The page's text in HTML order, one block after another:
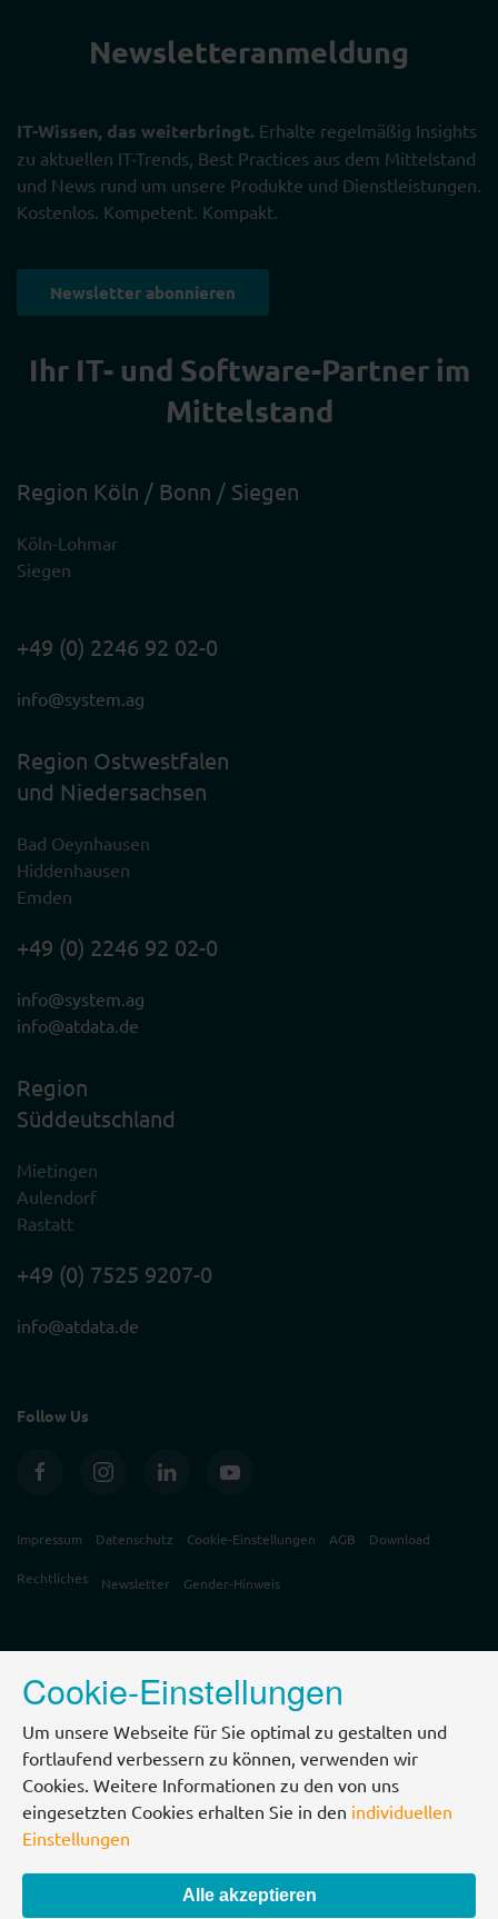
Newsletter­anmeldung
IT-Wissen, das weiterbringt. Erhalte regelmäßig Insights
zu aktuellen IT-Trends, Best Practices aus dem Mittelstand
und News rund um unsere Produkte und Dienstleistungen.
Kostenlos. Kompetent. Kompakt.
Newsletter abonnieren
Ihr IT- und Software-Partner im
Mittelstand
Region Köln / Bonn / Siegen
Köln-Lohmar
Siegen
+49 (0) 2246 92 02-0
info@system.ag
Region Ostwestfalen
und Niedersachsen
Bad Oeynhausen
Hiddenhausen
Emden
+49 (0) 2246 92 02-0
info@system.ag
info@atdata.de
Region
Süddeutschland
Mietingen
Aulendorf
Rastatt
+49 (0) 7525 9207-0
info@atdata.de
Follow Us
Impressum Datenschutz Cookie-Einstellungen AGB Download
Rechtliches Newsletter Gender-Hinweis
Cookie-Einstellungen
Um unsere Webseite für Sie optimal zu gestalten und
fortlaufend verbessern zu können, verwenden wir
Cookies. Weitere Informationen zu den von uns
eingesetzten Cookies erhalten Sie in den individuellen
Einstellungen
Alle akzeptieren